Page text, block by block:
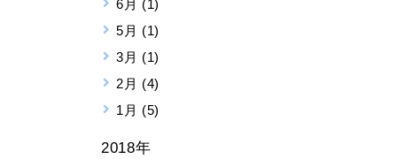
6月 (1)
5月 (1)
3月 (1)
2月 (4)
1月 (5)
2018年